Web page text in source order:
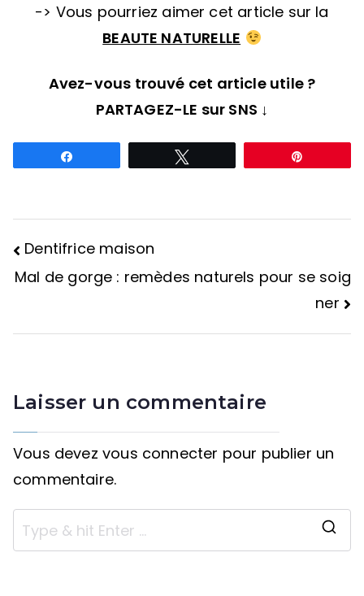
-> Vous pourriez aimer cet article sur la
BEAUTE NATURELLE
Avez-vous trouvé cet article utile ?
PARTAGEZ-LE sur SNS ↓
Navigation
de
l’article
Dentifrice maison
Mal de gorge : remèdes naturels pour se soig
ner
Laisser un commentaire
Vous devez vous connecter pour publier un
commentaire.